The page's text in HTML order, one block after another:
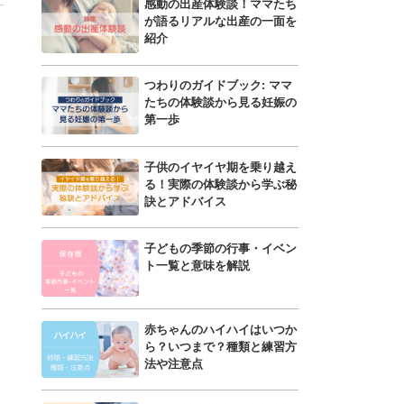
感動の出産体験談！ママたち
が語るリアルな出産の一面を
紹介
つわりのガイドブック: ママ
たちの体験談から見る妊娠の
第一歩
子供のイヤイヤ期を乗り越え
る！実際の体験談から学ぶ秘
訣とアドバイス
子どもの季節の行事・イベン
ト一覧と意味を解説
赤ちゃんのハイハイはいつか
ら？いつまで？種類と練習方
法や注意点